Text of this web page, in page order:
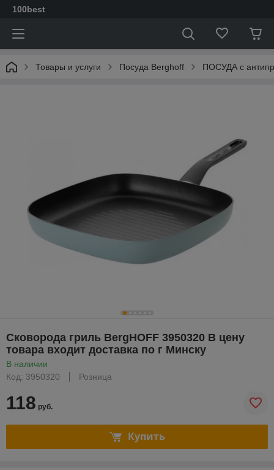
100best
Товары и услуги Посуда Berghoff ПОСУДА с
Сковорода гриль BergHOFF 3950320 В цену
товара входит доставка по г Минску
В наличии
Код: 3950320
Розница
118 руб.
Купить